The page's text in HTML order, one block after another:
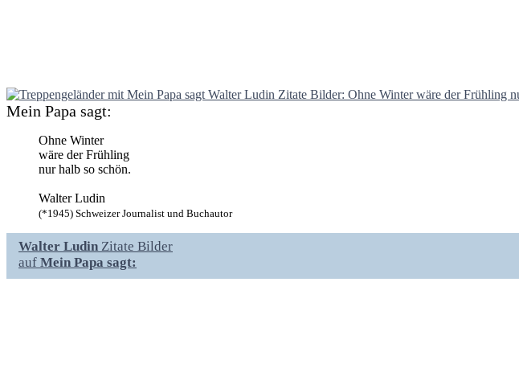
Mein Papa sagt:
Ohne Winter
wäre der Frühling
nur halb so schön.
Walter Ludin
(*1945) Schweizer Journalist und Buchautor
Walter Ludin Zitate Bilder
auf Mein Papa sagt: